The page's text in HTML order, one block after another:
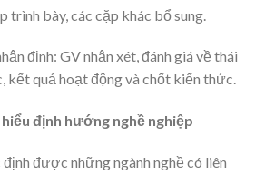
trình bày, các cặp khác bổ sung.
định: GV nhận xét, đánh giá về thái
kết quả hoạt động và chốt kiến thức.
định hướng nghề nghiệp
định được những ngành nghề có liên